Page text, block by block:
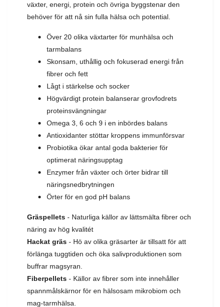
växter, energi, protein och övriga byggstenar den
behöver för att nå sin fulla hälsa och potential.
Över 20 olika växtarter för munhälsa och
tarmbalans
Skonsam, uthållig och fokuserad energi från
fibrer och fett
Lågt i stärkelse och socker
Högvärdigt protein balanserar grovfodrets
proteinsvängningar
Omega 3, 6 och 9 i en inbördes balans
Antioxidanter stöttar kroppens immunförsvar
Probiotika ökar antal goda bakterier för
optimerat näringsupptag
Enzymer från växter och örter bidrar till
näringsnedbrytningen
Örter för en god pH balans
Gräspellets - Naturliga källor av lättsmälta fibrer och
näring av hög kvalitét
Hackat gräs - Hö av olika gräsarter är tillsatt för att
förlänga tuggtiden och öka salivproduktionen som
buffrar magsyran.
Fiberpellets - Källor av fibrer som inte innehåller
spannmålskärnor för en hälsosam mikrobiom och
mag-tarmhälsa.